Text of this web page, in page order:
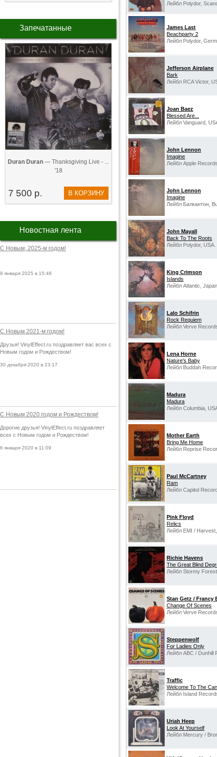
Запечатанные
Duran Duran — Thanksgiving Live - ...
'18
7 500 р. В КОРЗИНУ
Новостная лента
С Новым, 2025-м годом!
9 января 2025 в 15:46
С Новым 2021-м годом!
Друзья! VinylEffect.ru поздравляет вас всех с
Новым годом и Рождеством!
30 декабря 2020 в 23:17
С Новым 2020 годом и Рождеством!
Дорогие друзья! VinylEffect.ru поздравляет
всех с Новым годом и Рождеством!
6 января 2020 в 11:09
Лейбл Polydor,
James Last
Beachparty 2
Лейбл Polydor,
Jefferson Airplane
Bark
Лейбл RCA Victor,
Joan Baez
Blessed Are...
Лейбл Vanguard,
John Lennon
Imagine
Лейбл Apple
John Lennon
Imagine
Лейбл Балкантон,
John Mayall
Back To The Roots
Лейбл Polydor, USA.
King Crimson
Islands
Лейбл Atlantic,
Lalo Schifrin
Rock Requiem
Лейбл Verve
Lena Horne
Nature's Baby
Лейбл Buddah
Madura
Madura
Лейбл Columbia,
Mother Earth
Bring Me Home
Лейбл Reprise
Paul McCartney
Ram
Лейбл Capitol
Pink Floyd
Relics
Лейбл EMI ‎/
Richie Havens
The Great Blind
Лейбл Stormy
Stan Getz / Francy
Change Of Scenes
Лейбл Verve
Steppenwolf
For Ladies Only
Лейбл ABC / Dunhill
Traffic
Welcome To The
Лейбл Island
Uriah Heep
Look At Yourself
Лейбл Mercury /